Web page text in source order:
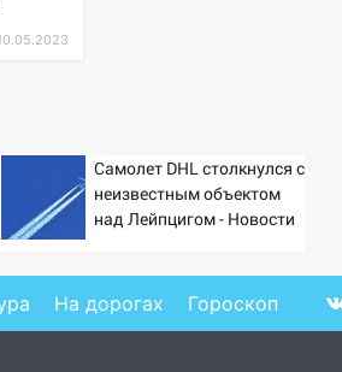
Самолет DHL столкнулся с
неизвестным объектом
над Лейпцигом - Новости
На дорогах Гороскоп